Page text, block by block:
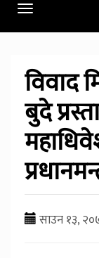
Toggle
navigation
विवाद
बुदे
साउन १३,